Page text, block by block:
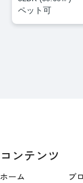
ペット可
コンテンツ
ホーム ブ